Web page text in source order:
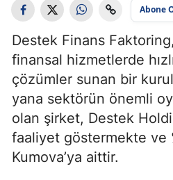
Abone
Destek Finans
finansal hizmetlerde
çözümler sunan bir
yana sektörün önemli
olan şirket, Destek
faaliyet göstermekte ve
Kumova’ya aittir.